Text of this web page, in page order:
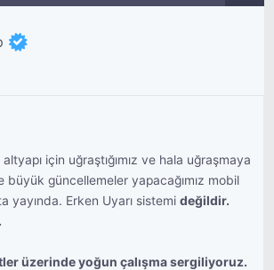
altyapı için uğraştığımız ve hala uğraşmaya
güncellemeler yapacağımız mobil
yayında. Erken Uyarı sistemideğildir.
üzerinde yoğun çalışma sergiliyoruz.